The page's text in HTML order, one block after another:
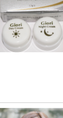
Mua hàng